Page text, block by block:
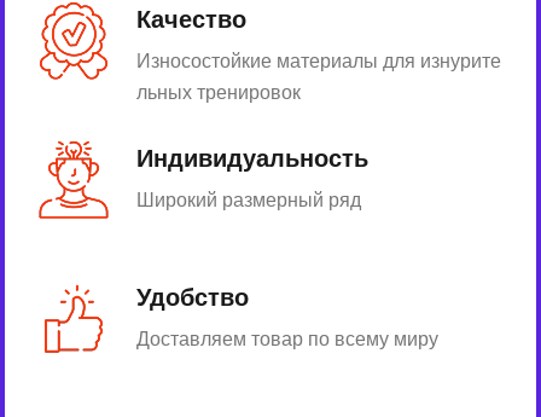
Качество
Износостойкие материалы для изнурите
льных тренировок
Индивидуальность
Широкий размерный ряд
Удобство
Доставляем товар по всему миру